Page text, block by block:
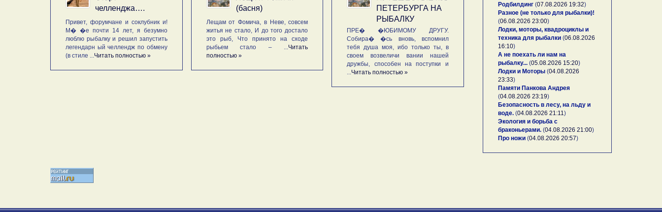
челленджа….
Привет, форумчане и соклубник и!
М� �е почти 14 лет, я безумно
люблю рыбалку и решил запустить
легендарн ый челлендж по обмену
(в стиле ...Читать полностью »
(басня)
Лещам от Фомича, в Неве, совсем
житья не стало, И до того достало
это рыб, Что принято на сходе
рыбьем стало – ...Читать
полностью »
ПЕТЕРБУРГА НА
РЫБАЛКУ
ПРЕ� �ЮБИМОМУ ДРУГУ.
Собира� �сь вновь, вспомнил
тебя душа моя, ибо только ты, в
своем возвеличи вании нашей
дружбы, способен на поступки и
...Читать полностью »
Родбилдинг(07.08.2026 19:32)
Разное (не только для рыбалки)!
(06.08.2026 23:00)
Лодки, моторы, квадроциклы и
техника для рыбалки(06.08.2026
16:10)
А не поехать ли нам на
рыбалку...(05.08.2026 15:20)
Лодки и Моторы(04.08.2026
23:33)
Памяти Панкова Андрея
(04.08.2026 23:19)
Безопасность в лесу, на льду и
воде.(04.08.2026 21:11)
Экология и борьба с
браконьерами.(04.08.2026 21:00)
Про ножи(04.08.2026 20:57)